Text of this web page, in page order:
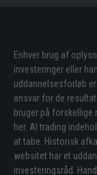
Enhver brug af
investeringer eller
uddannelsesforløb
ansvar for de
bruger på
her. Al trading
at tabe. Historisk
websitet har et
investeringsråd.